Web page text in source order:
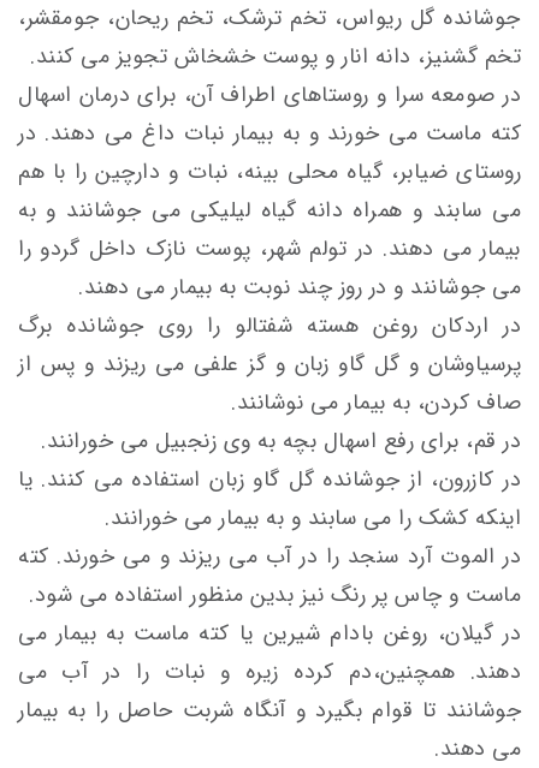
جوشانده گل ریواس، تخم ترشک، تخم ریحان، جومقشر،
تخم گشنیز، دانه انار و پوست خشخاش تجویز می کنند.
در صومعه سرا و روستاهای اطراف آن، برای درمان اسهال
کته ماست می خورند و به بیمار نبات داغ می دهند. در
روستای ضیابر، گیاه محلی بینه، نبات و دارچین را با هم
می سابند و همراه دانه گیاه لیلیکی می جوشانند و به
بیمار می دهند. در تولم شهر، پوست نازک داخل گردو را
می جوشانند و در روز چند نوبت به بیمار می دهند.
در اردکان روغن هسته شفتالو را روی جوشانده برگ
پرسیاوشان و گل گاو زبان و گز علفی می ریزند و پس از
صاف کردن، به بیمار می نوشانند.
در قم، برای رفع اسهال بچه به وی زنجبیل می خورانند.
در کازرون، از جوشانده گل گاو زبان استفاده می کنند. یا
اینکه کشک را می سابند و به بیمار می خورانند.
در الموت آرد سنجد را در آب می ریزند و می خورند. کته
ماست و چاس پر رنگ نیز بدین منظور استفاده می شود.
در گیلان، روغن بادام شیرین یا کته ماست به بیمار می
دهند. همچنین،دم کرده زیره و نبات را در آب می
جوشانند تا قوام بگیرد و آنگاه شربت حاصل را به بیمار
می دهند.